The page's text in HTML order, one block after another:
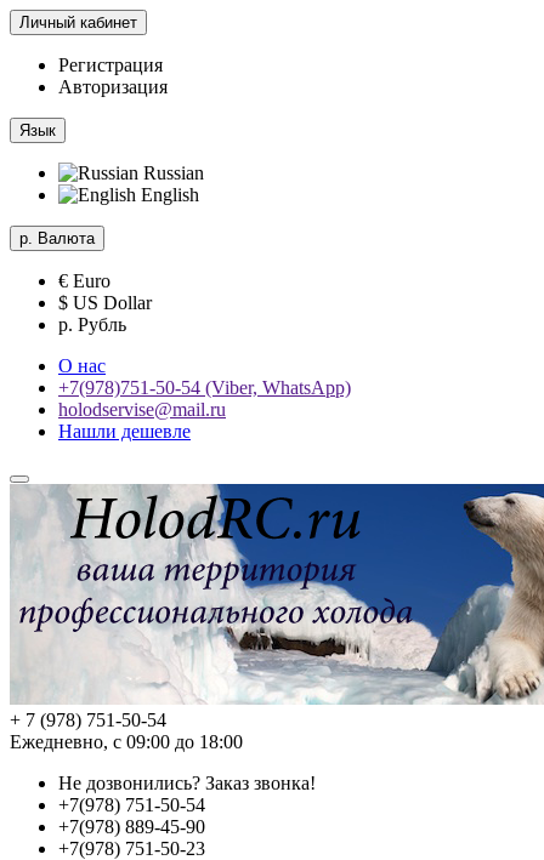
Личный кабинет
Регистрация
Авторизация
Язык
Russian
English
р. Валюта
€ Euro
$ US Dollar
р. Рубль
О нас
+7(978)751-50-54 (Viber, WhatsApp)
holodservise@mail.ru
Нашли дешевле
+ 7 (978) 751-50-54
Ежедневно, с 09:00 до 18:00
Не дозвонились? Заказ звонка!
+7(978) 751-50-54
+7(978) 889-45-90
+7(978) 751-50-23